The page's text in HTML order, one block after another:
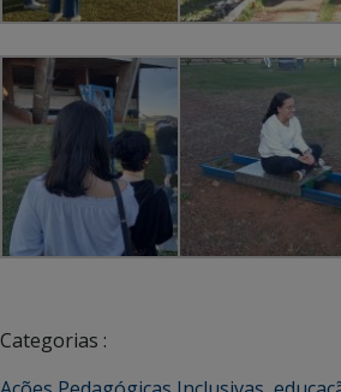
Categorias :